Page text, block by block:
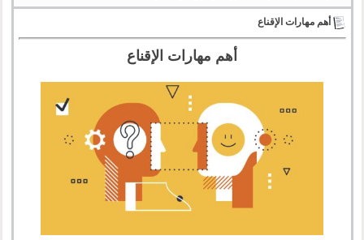
أهم مهارات الإقناع
أهم مهارات الإقناع